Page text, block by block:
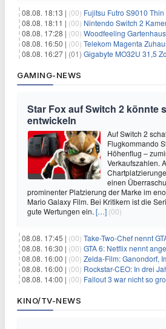
08.08. 18:13 | (00) Fujitsu Futro S9010 Thin Client
08.08. 18:11 | (00) Nintendo Switch 2 Kamera: offizielle
08.08. 17:28 | (00) Woodfeeling Gartenhaus
08.08. 16:50 | (00) Telekom Magenta Zuhause M, L & XL mit
08.08. 16:27 | (01) Gigabyte MO32U 31,5 Zoll
GAMING-NEWS
Star Fox auf Switch 2 könnte
entwickeln
Auf Switch 2
Flugkommando
Höhenflug –
Verkaufszahlen.
einen
prominenter Platzierung der Marke im
Mario Galaxy Film. Bei Kritikern ist die
gute Wertungen ein. […] (00)
08.08. 17:45 | (00) Take-Two-Chef nennt GTA 6 für 80
08.08. 16:30 | (00) GTA 6: Netflix nennt angeblich
08.08. 16:00 | (00) Zelda-Film: Ganondorf, Impa und
08.08. 16:00 | (00) Rockstar-CEO: In drei
08.08. 14:00 | (00) Fallout 3 war nicht so groß,
KINO/TV-NEWS